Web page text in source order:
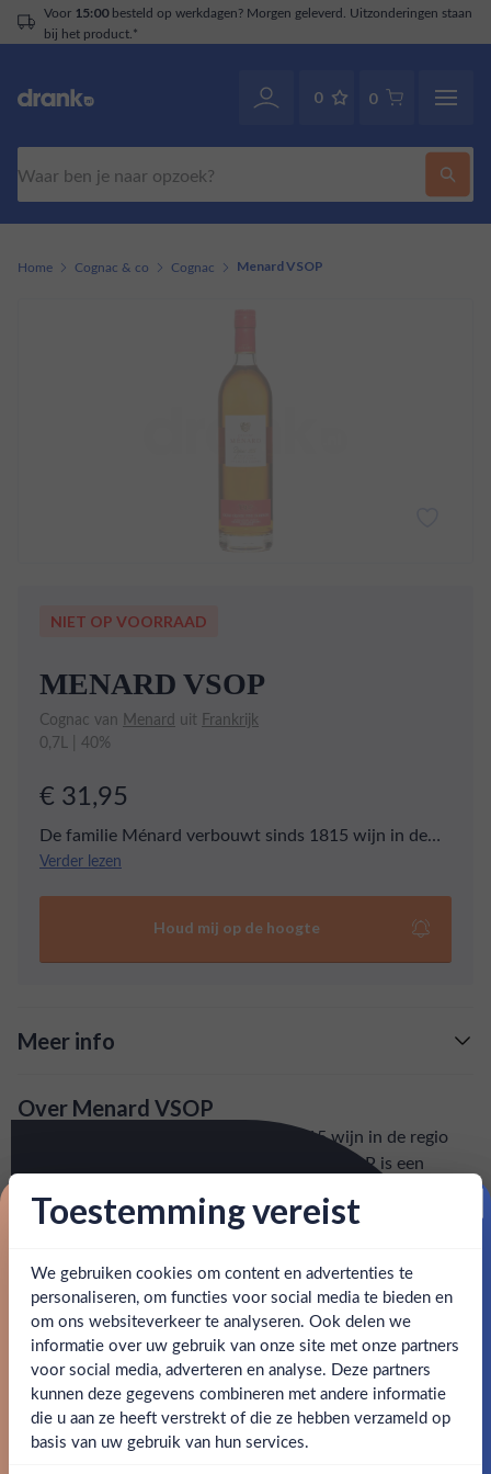
Voor 15:00besteld op werkdagen? Morgen geleverd. Uitzonderingen staan
bij het product.*
0 0
Ben jij 18 jaar of ouder?
Ja Nee
Home Cognac & co Cognac Menard VSOP
NIET OP VOORRAAD
MENARD VSOP
Cognac van Menard uit Frankrijk
0,7L | 40%
€ 31,95
De familie Ménard verbouwt sinds 1815 wijn in de
regio Charentes in de Grande Chamapgne. De VSOP
rond palet met tonen van pruim en abrikoos. In de
afdronk herken je een zweem van tabak.
Verder lezen
Houd mij op de hoogte
Meer info
: voor 15:00, morgen in huis (uitzondering bij
Behulpzame en goed bereikbare klantenservice.
Over Menard VSOP
De familie Ménard verbouwt sinds 1815 wijn in de regio
Charentes in de Grande Chamapgne. De VSOP is een
jaar heeft gerijpt. De VSOP geeft een rond palet met tonen
van tabak.
SPECIFICATIES
Alcohol 40.00%
Merk Menard
Toestemming vereist
We gebruiken cookies om content en advertenties te
personaliseren, om functies voor social media te bieden en
om ons websiteverkeer te analyseren. Ook delen we
informatie over uw gebruik van onze site met onze partners
voor social media, adverteren en analyse. Deze partners
kunnen deze gegevens combineren met andere informatie
die u aan ze heeft verstrekt of die ze hebben verzameld op
basis van uw gebruik van hun services.
Proost op je eerste korting!
Schrijf je in en ontvang direct 5% korting op je eerste
bestelling.
Email
Claim mijn korting